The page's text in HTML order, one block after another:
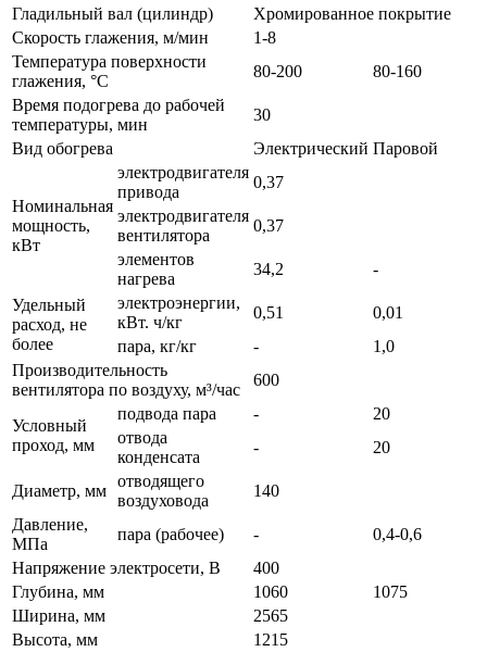
Гладильный вал (цилиндр)
Хромированное покрытие
Скорость глажения, м/мин
1-8
Температура поверхности
глажения, °C
80-200
80-160
Время подогрева до рабочей
температуры, мин
30
Вид обогрева
Электрический Паровой
Номинальная
мощность,
кВт
электродвигателя
привода
0,37
электродвигателя
вентилятора
0,37
элементов
нагрева
34,2
-
Удельный
расход, не
более
электроэнергии,
кВт. ч/кг
0,51
0,01
пара, кг/кг
-
1,0
Производительность
вентилятора по воздуху, м³/час
600
Условный
проход, мм
подвода пара -
20
отвода
конденсата
- 20
Диаметр, мм
отводящего
воздуховода
140
Давление,
МПа
пара (рабочее) -
0,4-0,6
Напряжение электросети, В
400
Глубина, мм
1060
1075
Ширина, мм
2565
Высота, мм
1215